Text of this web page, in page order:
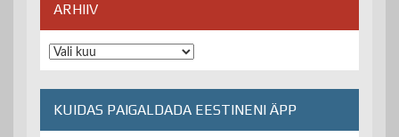
ARHIIV
Arhiiv
KUIDAS PAIGALDADA EESTINENI ÄPP